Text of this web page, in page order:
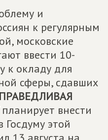
и
к регулярным
московские
ввести 10-
к окладу для
сферы, сдавших
внести
Госдуму этой